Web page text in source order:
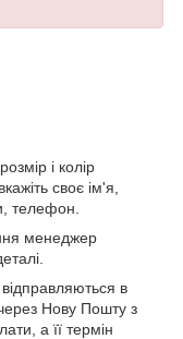
і колір
своє ім'я,
телефон.
менеджер
в
Нову Пошту з
а її термін